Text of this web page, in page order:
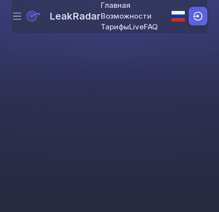
Skip to content
Menu LeakRadar
Главная
Возможности
ТарифыLiveFAQ